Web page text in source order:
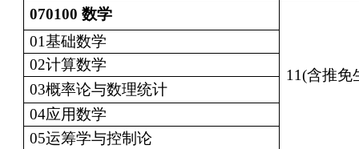
070100 数学
11(含推免
01基础数学
02计算数学
03概率论与数理统计
04应用数学
05运筹学与控制论